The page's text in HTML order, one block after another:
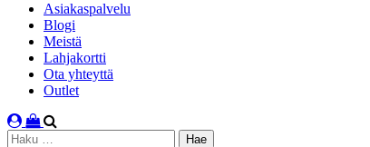
Asiakaspalvelu
Blogi
Meistä
Lahjakortti
Ota yhteyttä
Outlet
Haku: